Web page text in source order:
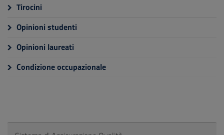
Tirocini
Opinioni studenti
Opinioni laureati
Condizione occupazionale